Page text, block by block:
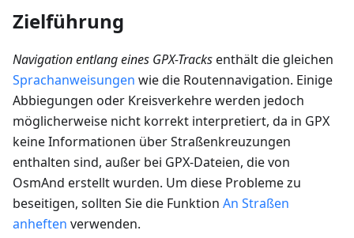
Zielführung
Navigation entlang eines GPX-Tracksenthält die gleichen
Sprachanweisungen wie die Routennavigation. Einige
Abbiegungen oder Kreisverkehre werden jedoch
möglicherweise nicht korrekt interpretiert, da in GPX
keine Informationen über Straßenkreuzungen
enthalten sind, außer bei GPX-Dateien, die von
OsmAnd erstellt wurden. Um diese Probleme zu
beseitigen, sollten Sie die Funktion An Straßen
anheften verwenden.